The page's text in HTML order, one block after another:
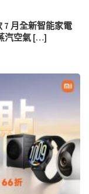
7 月全新智能家電
汽空氣 […]